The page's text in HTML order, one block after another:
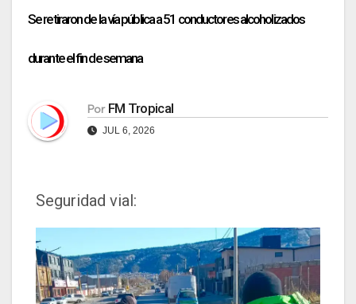
Se retiraron de la vía pública a 51 conductores alcoholizados
durante el fin de semana
Por FM Tropical
JUL 6, 2026
Seguridad vial: